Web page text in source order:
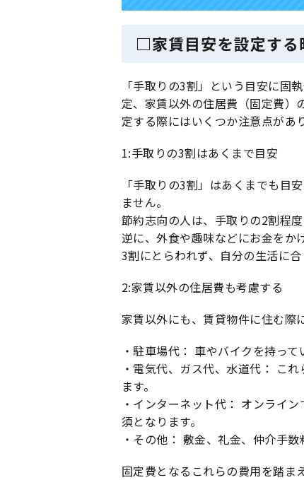
□家賃目安を設定する
「手取りの3割」という目安に固
定、家賃以外の住居費（固定費）
定する際にはいくつか注意点があ
1:手取りの3割はあくまで目安
「手取りの3割」はあくまでも目
ません。
節約志向の人は、手取りの2割程
逆に、外食や趣味などにお金をか
3割にとらわれず、自分の生活に
2:家賃以外の住居費も考慮する
家賃以外にも、賃貸物件に住む際
・駐車場代： 車やバイクを持っ
・電気代、ガス代、水道代： こ
ます。
・インターネット代： オンライ
須となります。
・その他： 敷金、礼金、仲介手
固定費となるこれらの費用を踏ま